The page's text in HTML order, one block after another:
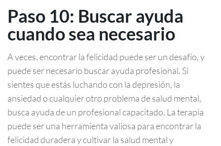
Paso 10: Buscar ayuda
cuando sea necesario
A veces, encontrar la felicidad puede ser un desafío, y
puede ser necesario buscar ayuda profesional. Si
sientes que estás luchando con la depresión, la
ansiedad o cualquier otro problema de salud mental,
busca ayuda de un profesional capacitado. La terapia
puede ser una herramienta valiosa para encontrar la
felicidad duradera y cultivar la salud mental y